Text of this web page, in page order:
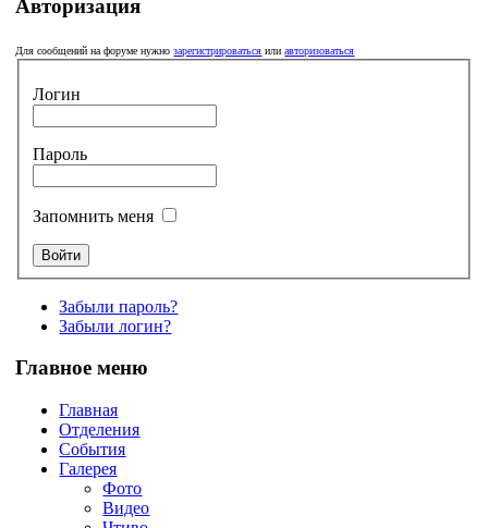
Авторизация
Для сообщений на форуме нужнозарегистрироваться илиавторизоваться
Логин
Пароль
Запомнить меня
Забыли пароль?
Забыли логин?
Главное меню
Главная
Отделения
События
Галерея
Фото
Видео